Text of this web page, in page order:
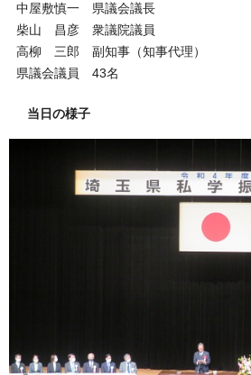
中屋敷慎一 県議会議長
柴山 昌彦 衆議院議員
高柳 三郎 副知事（知事代理）
県議会議員 43名
当日の様子